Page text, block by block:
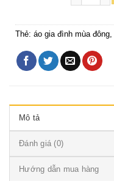
Thẻ: áo gia đình mùa đông
Mô tả
Đánh giá (0)
Hướng dẫn mua hàng